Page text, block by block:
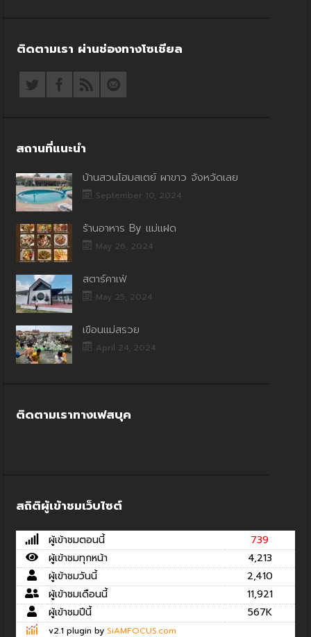
ติดตามเรา ผ่านช่องทางโซเชียล
สถานที่แนะนำ
บ้านสวนโฮมสเตย์ ผาขาว จังหวัดเลย
September 10, 2024
ร้านอาหาร By แม่แฝด
May 26, 2024
สตาร์คาเฟ่
May 25, 2024
เขื่อนแม่สรวย
April 24, 2024
ติดตามเราทางเฟสบุค
สถิติผู้เข้าชมเว็บไซต์
ผู้เข้าชมตอนนี้
739
ผู้เข้าชมทุกหน้า
4,213
ผู้เข้าชมวันนี้
2,410
ผู้เข้าชมเดือนนี้
11,921
ผู้เข้าชมปีนี้
567K
v2.1 plugin by SiAMFOCUS.com